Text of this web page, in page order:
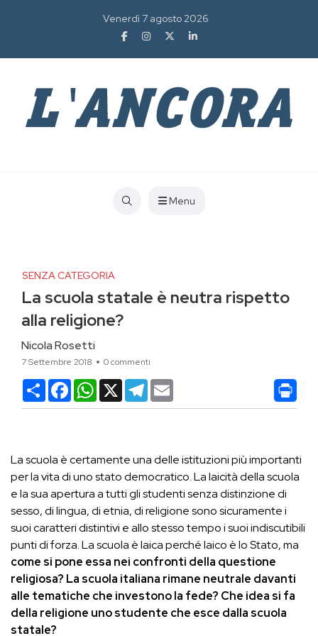
Venerdì 7 agosto 2026
Menu
SENZA CATEGORIA
La scuola statale è neutra rispetto
alla religione?
Nicola Rosetti
7 Settembre 2018 0 commenti
CondividiFacebookWhatsApp
X Telegram
La scuola è certamente una delle istituzioni più importanti
per la vita di uno stato democratico. La laicità della scuola
e la sua apertura a tutti gli studenti senza distinzione di
sesso, di lingua, di etnia, di religione sono sicuramente i
suoi caratteri distintivi e allo stesso tempo i suoi indiscutibili
punti di forza. La scuola è laica perché laico è lo Stato, ma
come si pone essa nei confronti della questione
religiosa? La scuola italiana rimane neutrale davanti
alle tematiche che investono la fede? Che idea si fa
della religione uno studente che esce dalla scuola
statale?